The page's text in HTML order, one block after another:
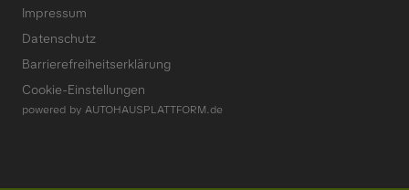
Impressum
Datenschutz
Barrierefreiheitserklärung
Cookie-Einstellungen
powered by AUTOHAUSPLATTFORM.de